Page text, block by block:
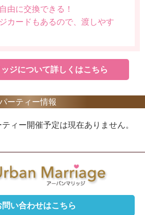
由に交換できる！
カードもあるので、渡しやす
ジについて詳しくはこちら
ーティー情報
ィー開催予定は現在ありません。
問い合わせはこちら